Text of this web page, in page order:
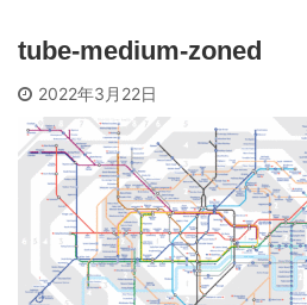
tube-medium-zoned
2022年3月22日